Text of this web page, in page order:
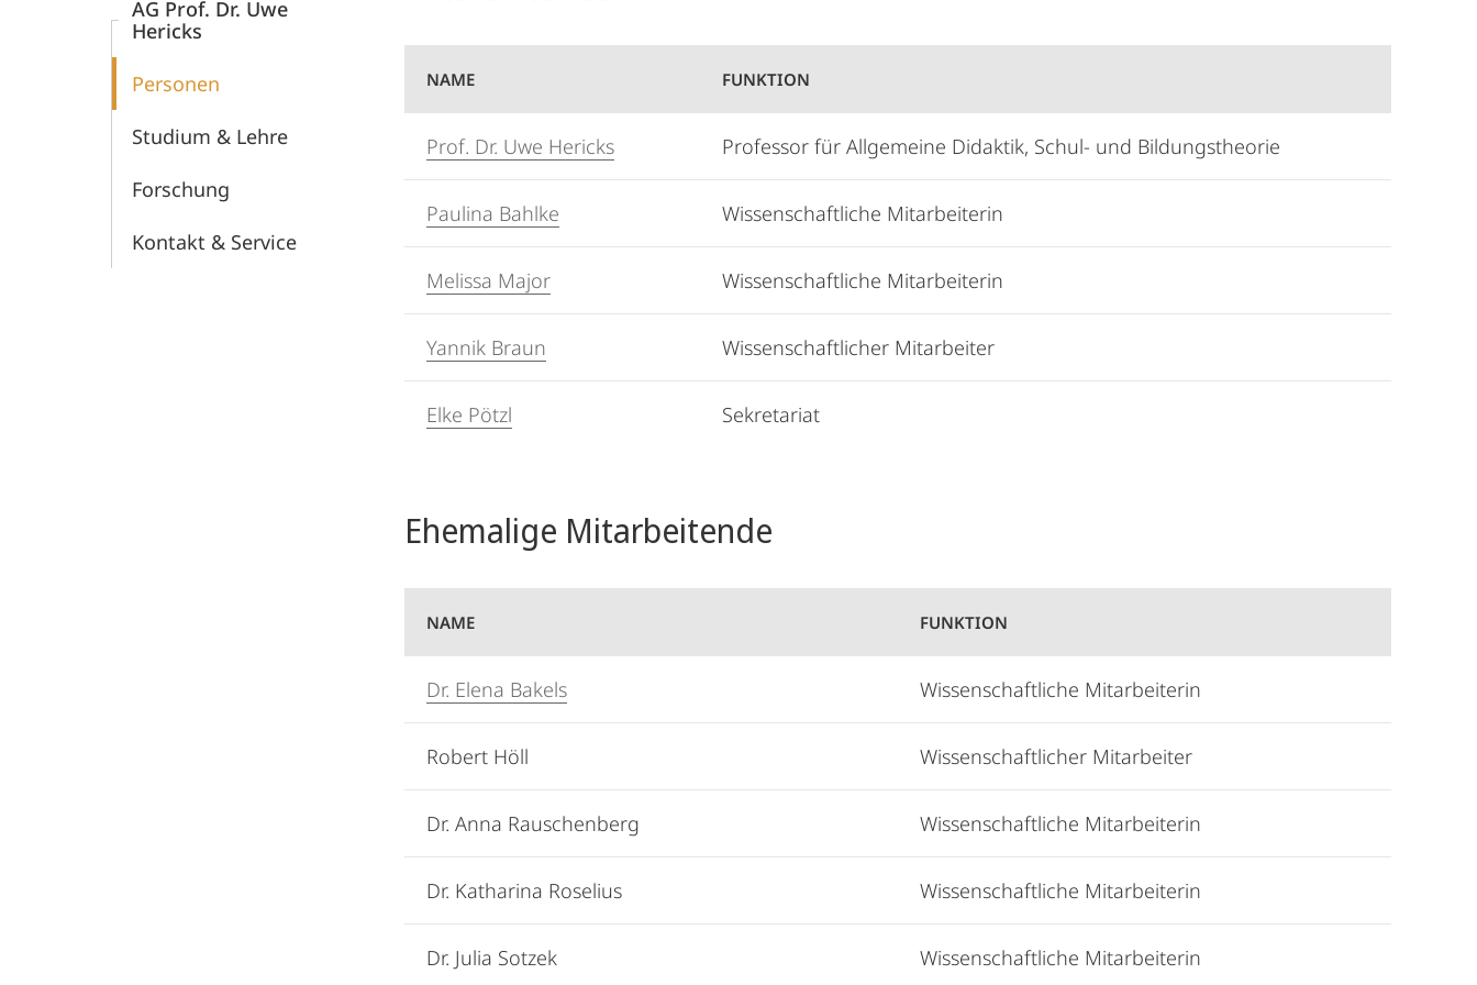
AG Prof. Dr. Uwe
Hericks
Personen
Studium & Lehre
Forschung
Kontakt & Service
NAME FUNKTION
Prof. Dr. Uwe Hericks Professor für Allgemeine Didaktik, Schul- und Bildungstheorie
Paulina Bahlke Wissenschaftliche Mitarbeiterin
Melissa Major Wissenschaftliche Mitarbeiterin
Yannik Braun Wissenschaftlicher Mitarbeiter
Elke Pötzl Sekretariat
Ehemalige Mitarbeitende
NAME FUNKTION
Dr. Elena Bakels Wissenschaftliche Mitarbeiterin
Robert Höll Wissenschaftlicher Mitarbeiter
Dr. Anna Rauschenberg Wissenschaftliche Mitarbeiterin
Dr. Katharina Roselius Wissenschaftliche Mitarbeiterin
Dr. Julia Sotzek Wissenschaftliche Mitarbeiterin